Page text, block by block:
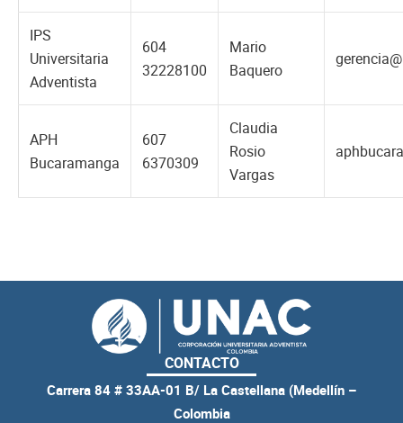
IPS
Universitaria
Adventista
604
32228100
Mario
Baquero
APH
Bucaramanga
607
6370309
Claudia
Rosio
Vargas
CONTACTO
Carrera 84 # 33AA-01 B/ La Castellana (Medellín –
Colombia